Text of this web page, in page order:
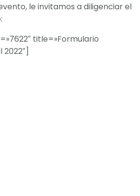
le invitamos a diligenciar el
title=»Formulario
2022″]